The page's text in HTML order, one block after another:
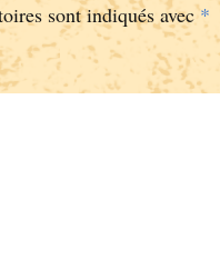
sont indiqués avec*